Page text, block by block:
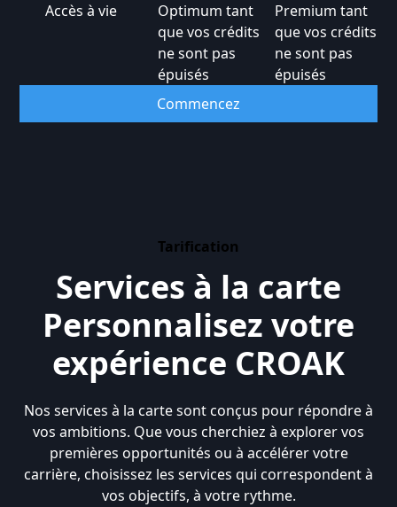
Accès à vie
Optimum tant
que vos crédits
ne sont pas
épuisés
Premium tant
que vos crédits
ne sont pas
épuisés
Commencez
Tarification
Services à la carte
Personnalisez votre
expérience CROAK
Nos services à la carte sont conçus pour répondre à
vos ambitions. Que vous cherchiez à explorer vos
premières opportunités ou à accélérer votre
carrière, choisissez les services qui correspondent à
vos objectifs, à votre rythme.